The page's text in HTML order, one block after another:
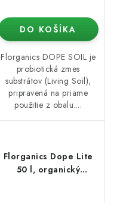
DO KOŠÍKA
Florganics DOPE SOIL je
probiotická zmes
substrátov (Living Soil),
pripravená na priame
použitie z obalu....
Florganics Dope Lite
50 l, organický